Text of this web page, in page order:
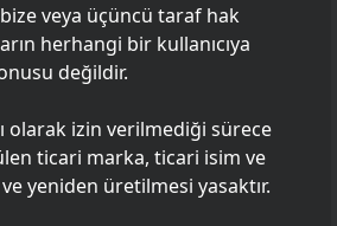
veya üçüncü taraf hak
herhangi bir kullanıcıya
değildir.
olarak izin verilmediği sürece
ticari marka, ticari isim ve
yeniden üretilmesi yasaktır.